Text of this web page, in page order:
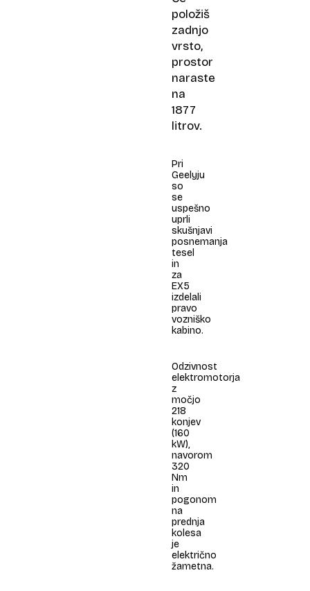
položiš
zadnjo
vrsto,
prostor
naraste
na
1877
litrov.
Pri
Geelyju
so
se
uspešno
uprli
skušnjavi
posnemanja
tesel
in
za
EX5
izdelali
pravo
vozniško
kabino.
Odzivnost
elektromotorja
z
močjo
218
konjev
(160
kW),
navorom
320
Nm
in
pogonom
na
prednja
kolesa
je
električno
žametna.